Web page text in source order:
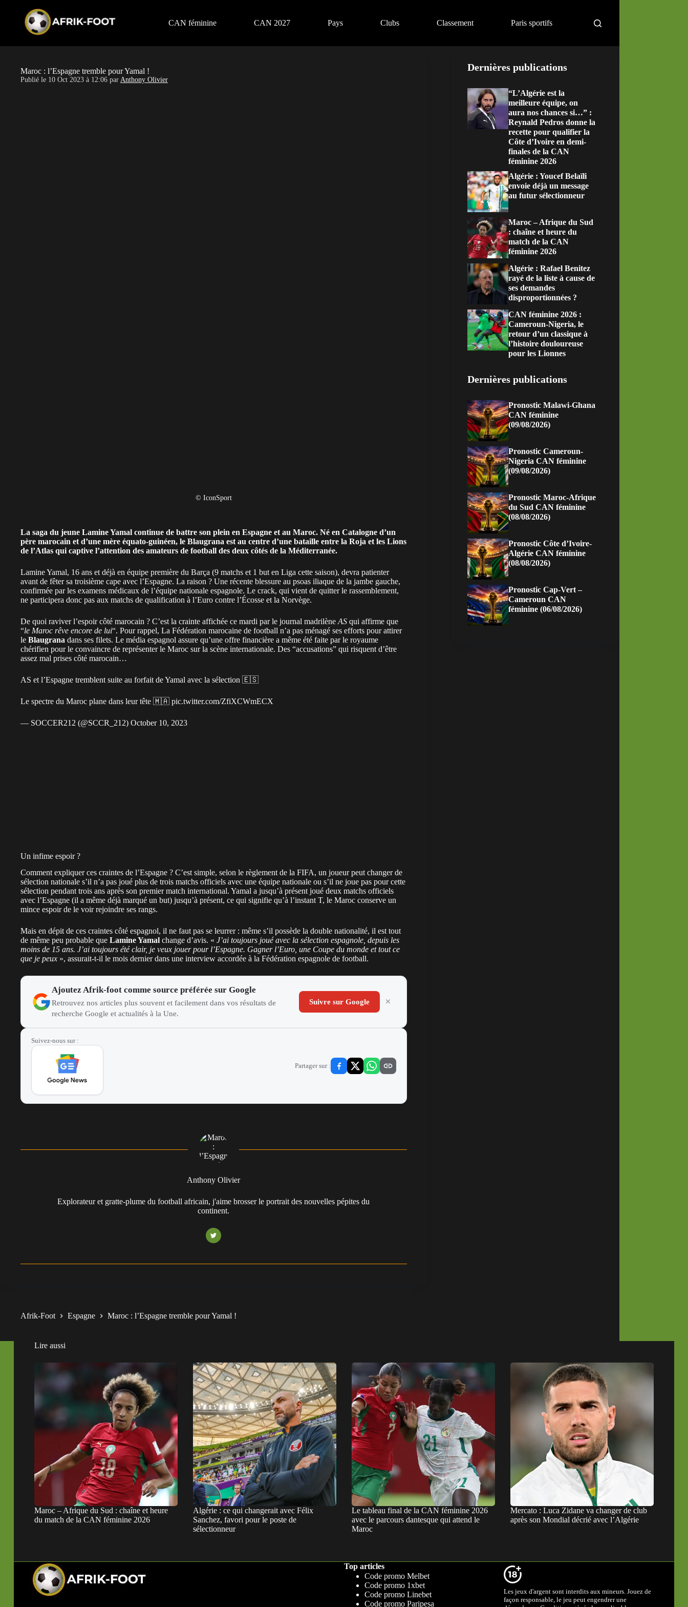
CAN féminine CAN 2027 Pays Clubs Classement Paris sportifs
Maroc : l’Espagne tremble pour Yamal !
Publié le 10 Oct 2023 à 12:06 par Anthony Olivier
© IconSport
La saga du jeune Lamine Yamal continue de battre son plein en Espagne et au Maroc. Né en Catalogne d’un
père marocain et d’une mère équato-guinéen, le Blaugrana est au centre d’une bataille entre la Roja et les Lions
de l’Atlas qui captive l’attention des amateurs de football des deux côtés de la Méditerranée.
Lamine Yamal, 16 ans et déjà en équipe première du Barça (9 matchs et 1 but en Liga cette saison), devra patienter
avant de fêter sa troisième cape avec l’Espagne. La raison ? Une récente blessure au psoas iliaque de la jambe gauche,
confirmée par les examens médicaux de l’équipe nationale espagnole. Le crack, qui vient de quitter le rassemblement,
ne participera donc pas aux matchs de qualification à l’Euro contre l’Écosse et la Norvège.
De quoi raviver l’espoir côté marocain ? C’est la crainte affichée ce mardi par le journal madrilène AS qui affirme que
“le Maroc rêve encore de lui“. Pour rappel, La Fédération marocaine de football n’a pas ménagé ses efforts pour attirer
le Blaugrana dans ses filets. Le média espagnol assure qu’une offre financière a même été faite par le royaume
chérifien pour le convaincre de représenter le Maroc sur la scène internationale. Des “accusations” qui risquent d’être
assez mal prises côté marocain…
AS et l’Espagne tremblent suite au forfait de Yamal avec la sélection 🇪🇸
Le spectre du Maroc plane dans leur tête 🇲🇦 pic.twitter.com/ZfiXCWmECX
— SOCCER212 (@SCCR_212) October 10, 2023
Un infime espoir ?
Comment expliquer ces craintes de l’Espagne ? C’est simple, selon le règlement de la FIFA, un joueur peut changer de
sélection nationale s’il n’a pas joué plus de trois matchs officiels avec une équipe nationale ou s’il ne joue pas pour cette
sélection pendant trois ans après son premier match international. Yamal a jusqu’à présent joué deux matchs officiels
avec l’Espagne (il a même déjà marqué un but) jusqu’à présent, ce qui signifie qu’à l’instant T, le Maroc conserve un
mince espoir de le voir rejoindre ses rangs.
Mais en dépit de ces craintes côté espagnol, il ne faut pas se leurrer : même s’il possède la double nationalité, il est tout
de même peu probable que Lamine Yamal change d’avis. « J’ai toujours joué avec la sélection espagnole, depuis les
moins de 15 ans. J’ai toujours été clair, je veux jouer pour l’Espagne. Gagner l’Euro, une Coupe du monde et tout ce
que je peux », assurait-t-il le mois dernier dans une interview accordée à la Fédération espagnole de football.
Ajoutez Afrik-foot comme source préférée sur Google
Retrouvez nos articles plus souvent et facilement dans vos résultats de
recherche Google et actualités à la Une.
Suivre sur Google
Suivez-nous sur :
Partager sur :
Anthony Olivier
Explorateur et gratte-plume du football africain, j'aime brosser le portrait des nouvelles pépites du
continent.
Dernières publications
“L’Algérie est la
meilleure équipe, on
aura nos chances si…” :
Reynald Pedros donne la
recette pour qualifier la
Côte d’Ivoire en demi-
finales de la CAN
féminine 2026
Algérie : Youcef Belaïli
envoie déjà un message
au futur sélectionneur
Maroc – Afrique du Sud
: chaîne et heure du
match de la CAN
féminine 2026
Algérie : Rafael Benitez
rayé de la liste à cause de
ses demandes
disproportionnées ?
CAN féminine 2026 :
Cameroun-Nigeria, le
retour d’un classique à
l’histoire douloureuse
pour les Lionnes
Dernières publications
Pronostic Malawi-Ghana
CAN féminine
(09/08/2026)
Pronostic Cameroun-
Nigeria CAN féminine
(09/08/2026)
Pronostic Maroc-Afrique
du Sud CAN féminine
(08/08/2026)
Pronostic Côte d’Ivoire-
Algérie CAN féminine
(08/08/2026)
Pronostic Cap-Vert –
Cameroun CAN
féminine (06/08/2026)
Afrik-Foot Espagne Maroc : l’Espagne tremble pour Yamal !
Lire aussi
Maroc – Afrique du Sud : chaîne et heure
du match de la CAN féminine 2026
Algérie : ce qui changerait avec Félix
Sanchez, favori pour le poste de
sélectionneur
Le tableau final de la CAN féminine 2026
avec le parcours dantesque qui attend le
Maroc
Mercato : Luca Zidane va changer de club
après son Mondial décrié avec l’Algérie
Top articles
Code promo Melbet
Code promo 1xbet
Code promo Linebet
Code promo Paripesa
Les jeux d'argent sont interdits aux mineurs. Jouez de
façon responsable, le jeu peut engendrer une